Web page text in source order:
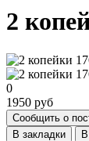
2
0
1950 руб
Сообщить о
В закладки